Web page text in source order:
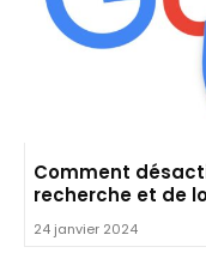
Comment
recherche et de
24 janvier 2024